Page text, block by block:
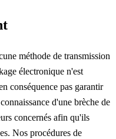
méthode de transmission
électronique n'est
conséquence pas garantir
d'une brèche de
concernés afin qu'ils
Nos procédures de